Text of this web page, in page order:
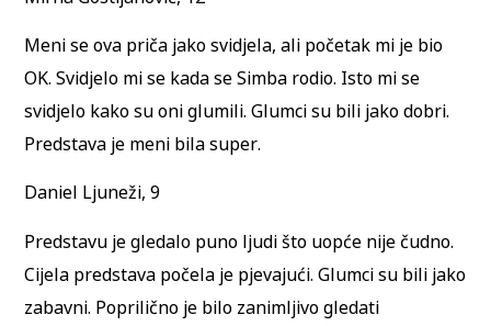
Meni se ova priča jako svidjela, ali početak mi je bio
OK. Svidjelo mi se kada se Simba rodio. Isto mi se
svidjelo kako su oni glumili. Glumci su bili jako dobri.
Predstava je meni bila super.
Daniel Ljuneži, 9
Predstavu je gledalo puno ljudi što uopće nije čudno.
Cijela predstava počela je pjevajući. Glumci su bili jako
zabavni. Poprilično je bilo zanimljivo gledati